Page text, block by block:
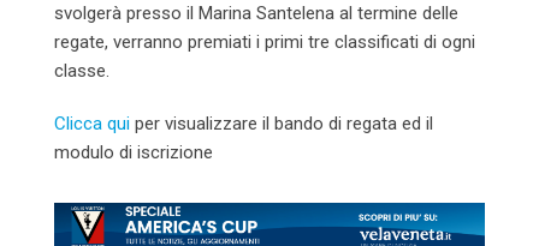
svolgerà presso il Marina Santelena al termine delle
regate, verranno premiati i primi tre classificati di ogni
classe.
Clicca qui per visualizzare il bando di regata ed il
modulo di iscrizione